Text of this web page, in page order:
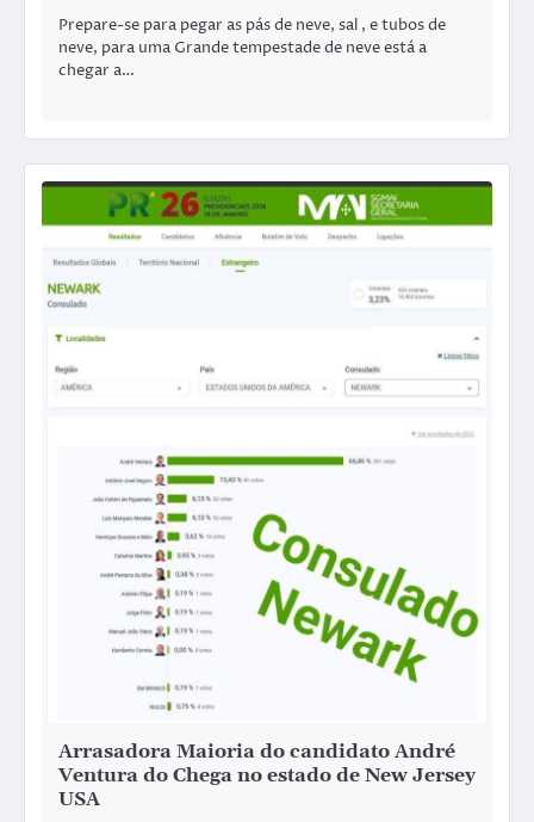
Prepare-se para pegar as pás de neve, sal , e tubos de
neve, para uma Grande tempestade de neve está a
chegar a…
Arrasadora Maioria do candidato André
Ventura do Chega no estado de New Jersey
USA